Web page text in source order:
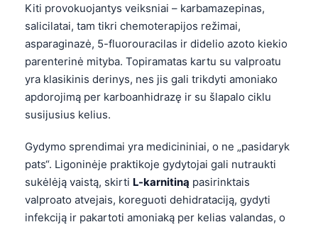
Kiti provokuojantys veiksniai – karbamazepinas,
salicilatai, tam tikri chemoterapijos režimai,
asparaginazė, 5-fluorouracilas ir didelio azoto kiekio
parenterinė mityba. Topiramatas kartu su valproatu
yra klasikinis derinys, nes jis gali trikdyti amoniako
apdorojimą per karboanhidrazę ir su šlapalo ciklu
susijusius kelius.
Gydymo sprendimai yra medicininiai, o ne „pasidaryk
pats“. Ligoninėje praktikoje gydytojai gali nutraukti
sukėlėją vaistą, skirti L-karnitiną pasirinktais
valproato atvejais, koreguoti dehidrataciją, gydyti
infekciją ir pakartoti amoniaką per kelias valandas, o